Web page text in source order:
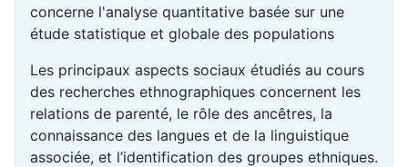
concerne l'analyse quantitative basée sur une
étude statistique et globale des populations
Les principaux aspects sociaux étudiés au cours
des recherches ethnographiques concernent les
relations de parenté, le rôle des ancêtres, la
connaissance des langues et de la linguistique
associée, et l’identification des groupes ethniques.